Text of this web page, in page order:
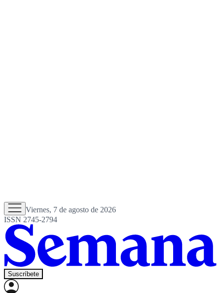
Viernes, 7 de agosto de 2026
ISSN 2745-2794
Suscríbete